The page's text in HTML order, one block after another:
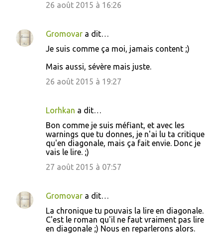
n
t
26 août 2015 à 16:26
Gromovar a dit…
Je suis comme ça moi, jamais content ;)
Mais aussi, sévère mais juste.
26 août 2015 à 19:27
Lorhkan a dit…
Bon comme je suis méfiant, et avec les
warnings que tu donnes, je n'ai lu ta critique
qu'en diagonale, mais ça fait envie. Donc je
vais le lire. ;)
27 août 2015 à 07:57
Gromovar a dit…
La chronique tu pouvais la lire en diagonale.
C'est le roman qu'il ne faut vraiment pas lire
en diagonale ;) Nous en reparlerons alors.